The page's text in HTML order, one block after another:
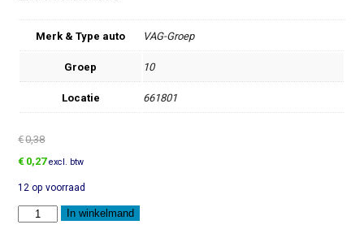
Merk & Type auto VAG-Groep
Groep 10
Locatie 661801
€0,38
Oorspronkelijke
was:
€0,38.
€ 0,27Huidige
is:
€0,27.
excl. btw
12 op voorraad
Inbusparker
aantal
In winkelmand